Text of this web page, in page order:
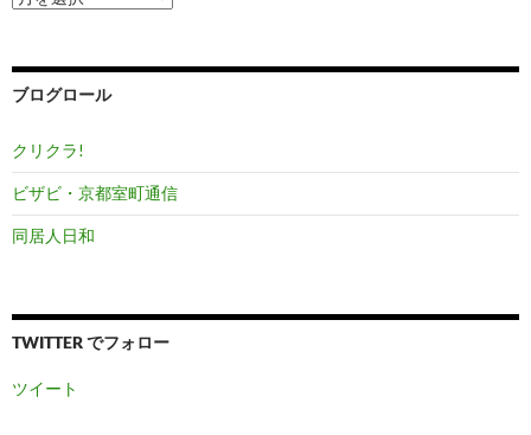
ー
ブ
ブログロール
クリクラ!
ビザビ・京都室町通信
同居人日和
TWITTER でフォロー
ツイート